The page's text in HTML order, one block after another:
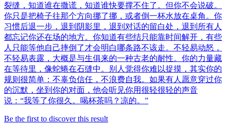
裂缝，知道谁在撒谎，知道谁快要撑不住了。但你不会说破。
你只是把椅子往那个方向挪了挪，或者倒一杯水放在桌角。你
习惯后退一步，退到阴影里，退到对话的留白处，退到所有人
都忘记你还在场的地方。你知道有些结只能靠时间解开，有些
人只能等他自己摔倒了才会明白哪条路不该走。不轻易动怒，
不轻易表露，大概是与生俱来的一种古老的耐性。你的力量藏
在等待里，像蛇蜷在石缝中。别人觉得你难以捉摸，其实你的
规则很简单：不辜负信任，不浪费自我。如果有人愿意穿过你
的沉默，坐到你的对面，他会听见你用很轻很轻的声音
说：“我等了你很久。喝杯茶吗？凉的。”
Be the first to discover this result